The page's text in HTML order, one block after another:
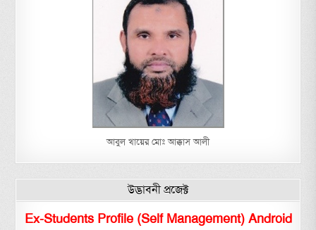
আবুল খায়ের মোঃ আক্কাস আলী
উদ্ভাবনী প্রজেক্ট
Ex-Students Profile (Self Management) Android